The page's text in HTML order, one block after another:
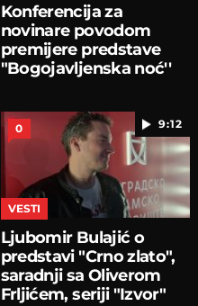
Konferencija za
novinare povodom
premijere predstave
"Bogojavljenska noć''
9:12
0
VESTI
Ljubomir Bulajić o
predstavi "Crno zlato",
saradnji sa Oliverom
Frljićem, seriji "Izvor"